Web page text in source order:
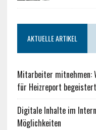
AKTUELLE ARTIKEL
Mitarbeiter mitnehmen:
für Heizreport begeistert
Digitale Inhalte im
Möglichkeiten